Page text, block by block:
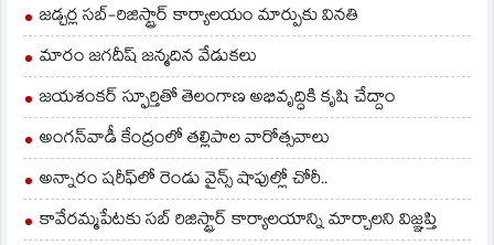
జడ్చర్ల సబ్-రిజిస్ట్రార్ కార్యాలయం మార్పుకు వినతి
మారం జగదీష్ జన్మదిన వేడుకలు
జయశంకర్ స్ఫూర్తితో తెలంగాణ అభివృద్ధికి కృషి చేద్దాం
అంగన్‌వాడీ కేంద్రంలో తల్లిపాల వారోత్సవాలు
అన్నారం షరీఫ్‌లో రెండు వైన్స్ షాపుల్లో చోరీ..
కావేరమ్మపేటకు సబ్ రిజిస్ట్రార్ కార్యాలయాన్ని మార్చాలని విజ్ఞప్తి